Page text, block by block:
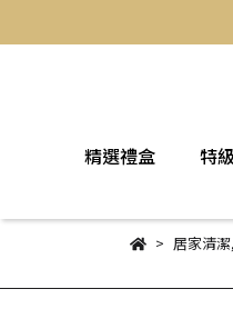
精選禮盒 特
居家清潔,